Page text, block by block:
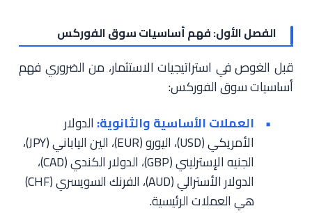
الفصل الأول: فهم أساسيات سوق الفوركس
قبل الغوص في استراتيجيات الاستثمار، من الضروري فهم
أساسيات سوق الفوركس:
العملات الأساسية والثانوية: الدولار
الأمريكي (USD)، اليورو (EUR)، الين الياباني (JPY)،
الجنيه الإسترليني (GBP)، الدولار الكندي (CAD)،
الدولار الأسترالي (AUD)، الفرنك السويسري (CHF)
هي العملات الرئيسية.